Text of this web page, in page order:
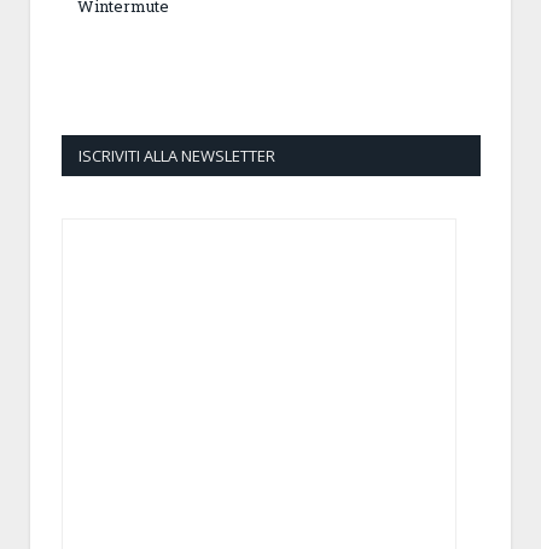
Wintermute
ISCRIVITI ALLA NEWSLETTER